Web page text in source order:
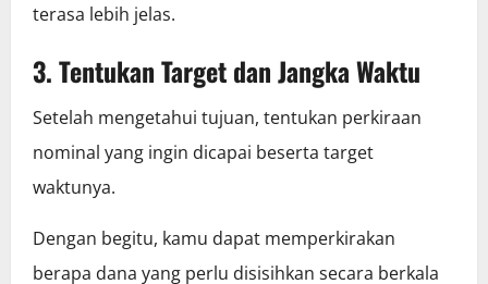
terasa lebih jelas.
3. Tentukan Target dan Jangka Waktu
Setelah mengetahui tujuan, tentukan perkiraan
nominal yang ingin dicapai beserta target
waktunya.
Dengan begitu, kamu dapat memperkirakan
berapa dana yang perlu disisihkan secara berkala